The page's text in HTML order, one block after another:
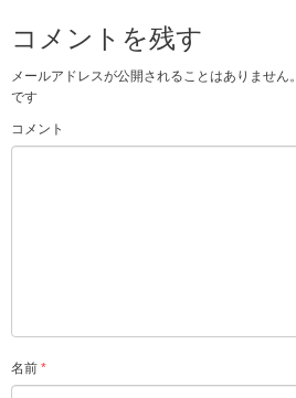
コメントを残す
メールアドレスが公開されることはありません。
です
コメント
名前 *